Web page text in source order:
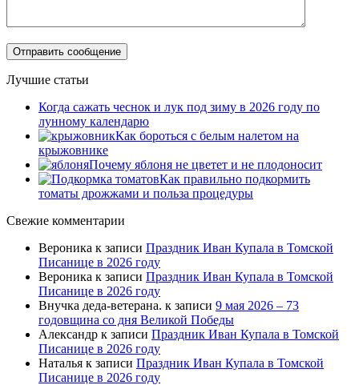
Лучшие статьи
Когда сажать чеснок и лук под зиму в 2026 году по
лунному календарю
Как бороться с белым налетом на
крыжовнике
Почему яблоня не цветет и не плодоносит
Как правильно подкормить
томаты дрожжами и польза процедуры
Свежие комментарии
Вероника к записи Праздник Иван Купала в Томской
Писанице в 2026 году
Вероника к записи Праздник Иван Купала в Томской
Писанице в 2026 году
Внучка деда-ветерана. к записи 9 мая 2026 – 73
годовщина со дня Великой Победы
Александр к записи Праздник Иван Купала в Томской
Писанице в 2026 году
Наталья к записи Праздник Иван Купала в Томской
Писанице в 2026 году